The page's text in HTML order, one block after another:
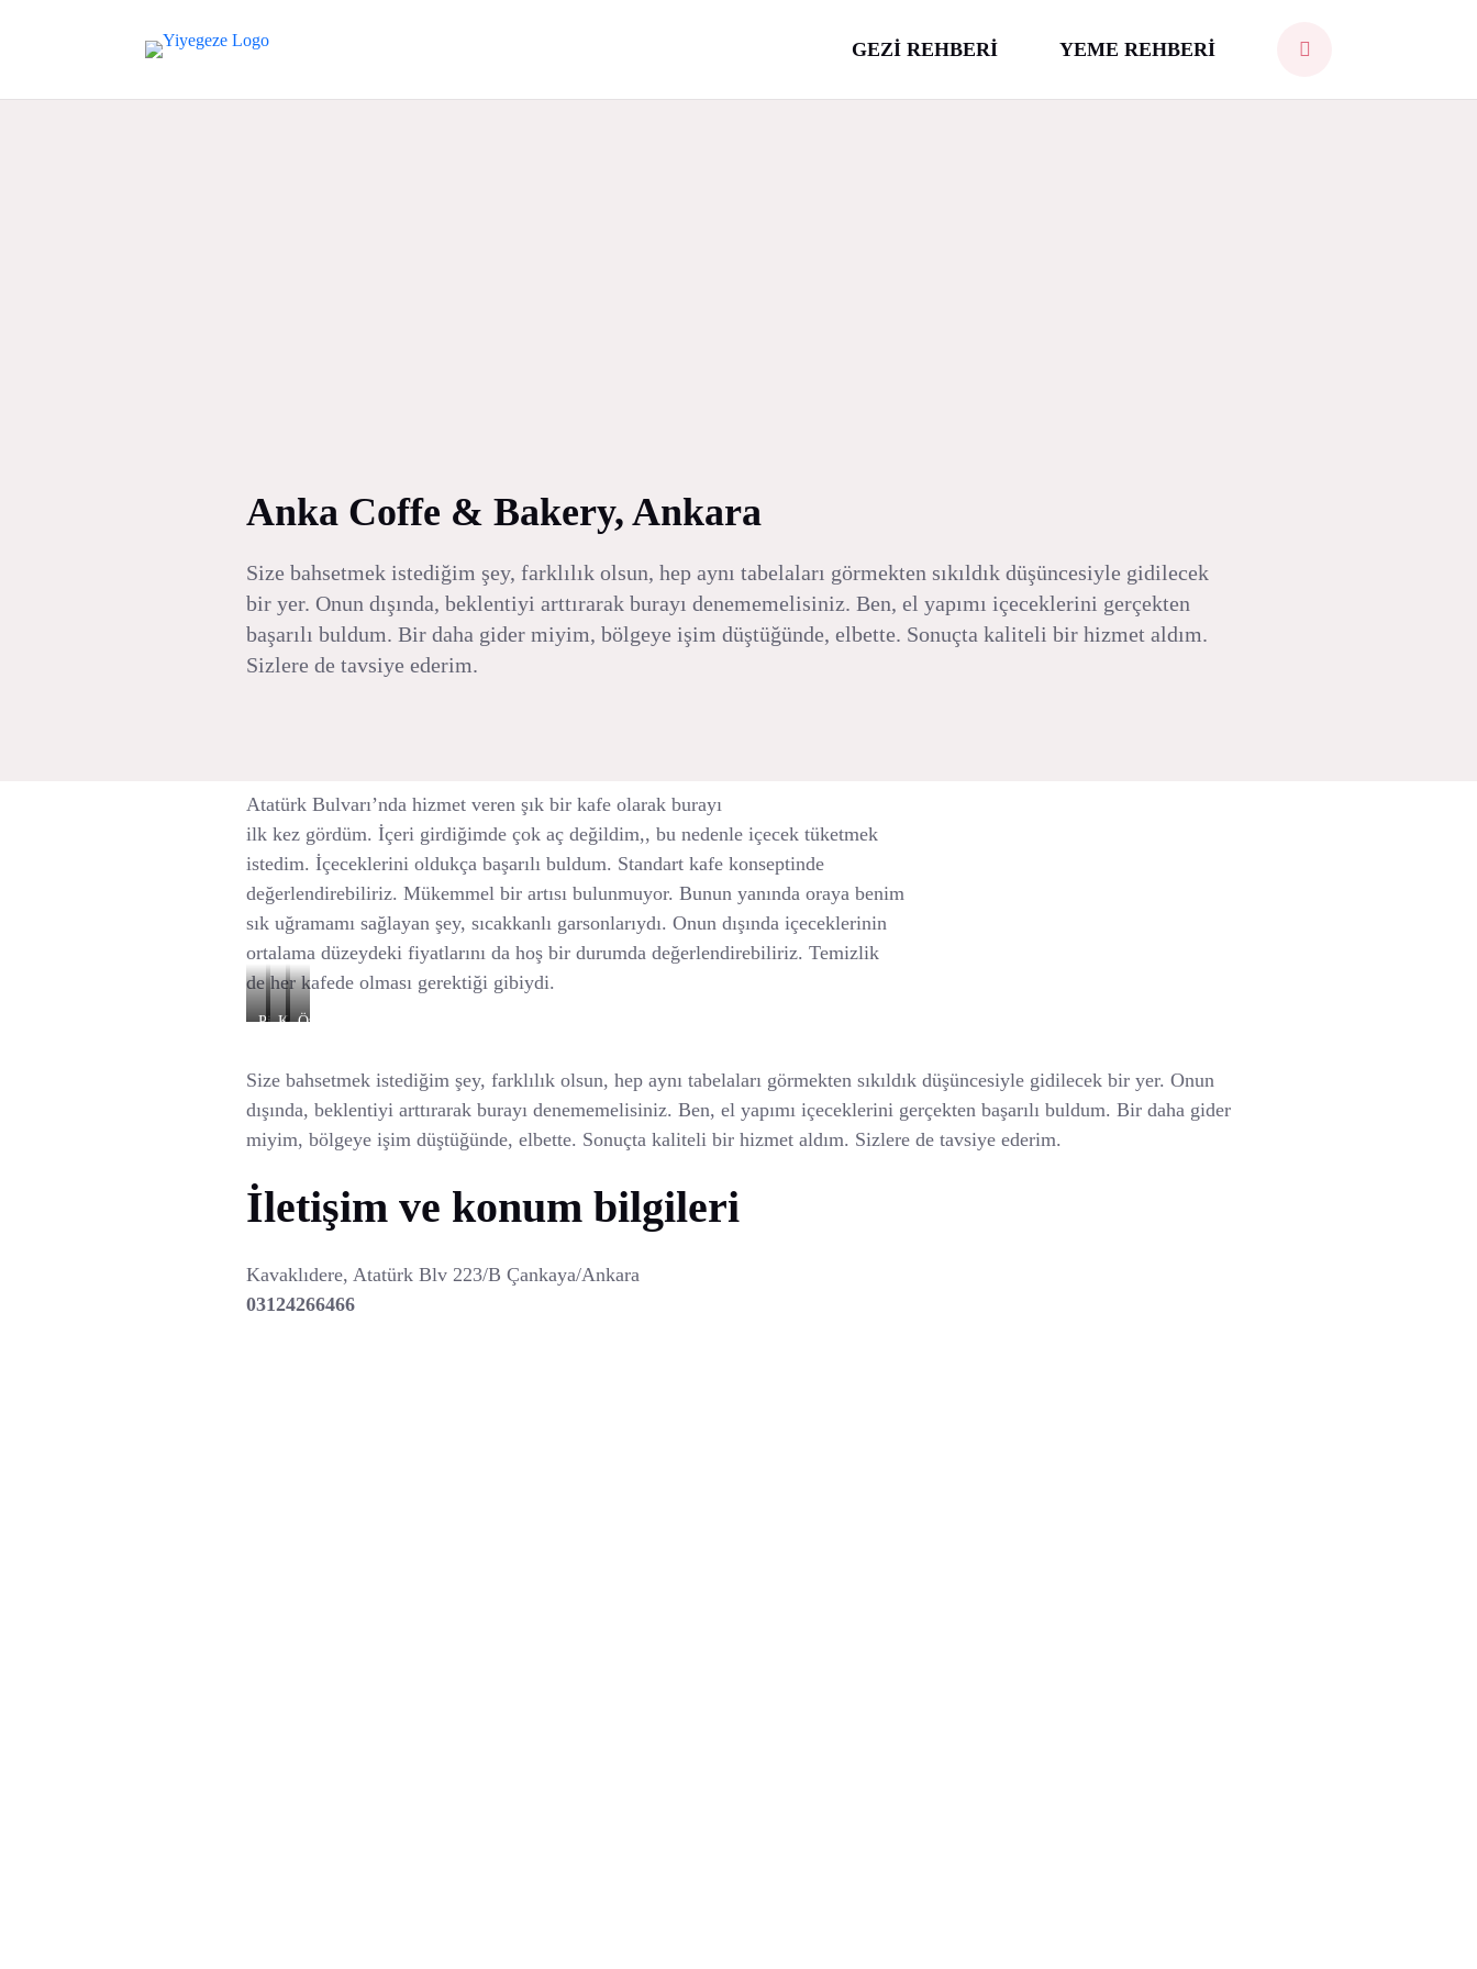
GEZİ REHBERİ YEME REHBERİ
Anka Coffe & Bakery, Ankara
Size bahsetmek istediğim şey, farklılık olsun, hep aynı tabelaları görmekten sıkıldık düşüncesiyle gidilecek
bir yer. Onun dışında, beklentiyi arttırarak burayı denememelisiniz. Ben, el yapımı içeceklerini gerçekten
başarılı buldum. Bir daha gider miyim, bölgeye işim düştüğünde, elbette. Sonuçta kaliteli bir hizmet aldım.
Sizlere de tavsiye ederim.
Atatürk Bulvarı’nda hizmet veren şık bir kafe olarak burayı
ilk kez gördüm. İçeri girdiğimde çok aç değildim,, bu nedenle içecek tüketmek
istedim. İçeceklerini oldukça başarılı buldum. Standart kafe konseptinde
değerlendirebiliriz. Mükemmel bir artısı bulunmuyor. Bunun yanında oraya benim
sık uğramamı sağlayan şey, sıcakkanlı garsonlarıydı. Onun dışında içeceklerinin
ortalama düzeydeki fiyatlarını da hoş bir durumda değerlendirebiliriz. Temizlik
de her kafede olması gerektiği gibiydi.
PizzaKöfteÖzel
Size bahsetmek istediğim şey, farklılık olsun, hep aynı tabelaları görmekten sıkıldık düşüncesiyle gidilecek bir yer. Onun
dışında, beklentiyi arttırarak burayı denememelisiniz. Ben, el yapımı içeceklerini gerçekten başarılı buldum. Bir daha gider
miyim, bölgeye işim düştüğünde, elbette. Sonuçta kaliteli bir hizmet aldım. Sizlere de tavsiye ederim.
İletişim ve konum bilgileri
Kavaklıdere, Atatürk Blv 223/B Çankaya/Ankara
03124266466